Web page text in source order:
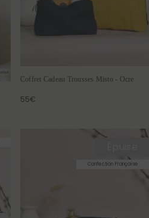
Coffret Cadeau Trousses Misto - Ocre
55€
Confection Française